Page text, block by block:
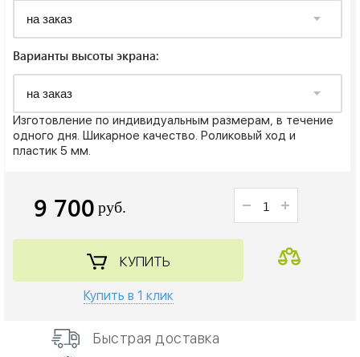
Варианты высоты экрана:
Изготовление по индивидуальным размерам, в течение
одного дня. Шикарное качество. Роликовый ход и
пластик 5 мм.
9 700 руб.
КУПИТЬ
Купить в 1 клик
Быстрая доставка